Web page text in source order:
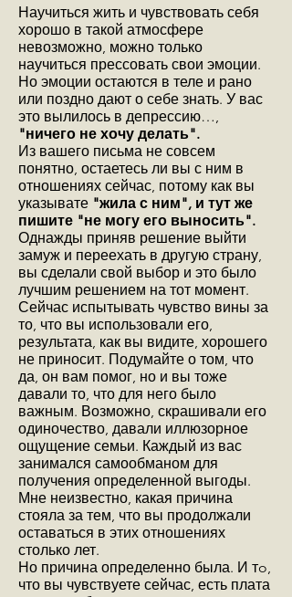
Научиться жить и чувствовать себя
хорошо в такой атмосфере
невозможно, можно только
научиться прессовать свои эмоции.
Но эмоции остаются в теле и рано
или поздно дают о себе знать. У вас
это вылилось в депрессию…,
"ничего не хочу делать".
Из вашего письма не совсем
понятно, остаетесь ли вы с ним в
отношениях сейчас, потому как вы
указывате "жила с ним", и тут же
пишите "не могу его выносить".
Однажды приняв решение выйти
замуж и переехать в другую страну,
вы сделали свой выбор и это было
лучшим решением на тот момент.
Сейчас испытывать чувство вины за
то, что вы использовали его,
результата, как вы видите, хорошего
не приносит. Подумайте о том, что
да, он вам помог, но и вы тоже
давали то, что для него было
важным. Возможно, скрашивали его
одиночество, давали иллюзорное
ощущение семьи. Каждый из вас
занимался самообманом для
получения определенной выгоды.
Мне неизвестно, какая причина
стояла за тем, что вы продолжали
оставаться в этих отношениях
столько лет.
Но причина определенно была. И тo,
что вы чувствуете сейчас, есть плата